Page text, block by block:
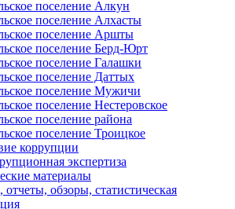
поселение Алкун
поселение Алхасты
поселение Аршты
поселение Берд-Юрт
поселение Галашки
поселение Даттых
поселение Мужичи
поселение Нестеровское
поселение района
поселение Троицкое
коррупции
экспертиза
материалы
обзоры, статистическая